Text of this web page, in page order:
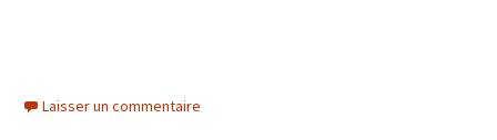
Laisser un commentaire